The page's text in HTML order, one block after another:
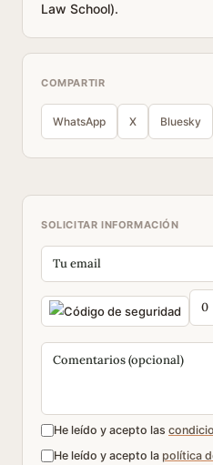
Law School).
COMPARTIR
WhatsApp X Bluesky
SOLICITAR INFORMACIÓN
He leído y acepto las
He leído y acepto la política